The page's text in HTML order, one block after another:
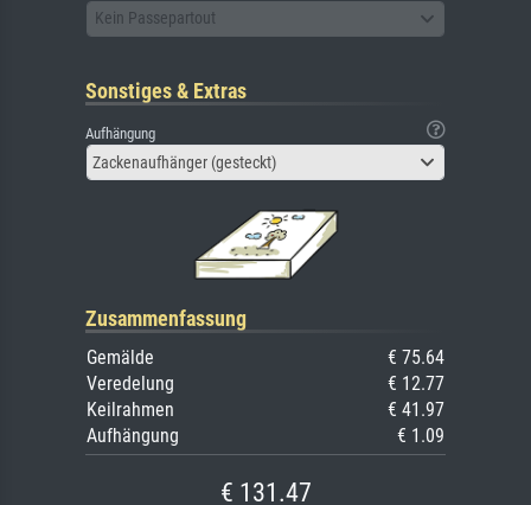
Kein Passepartout
Sonstiges & Extras
Aufhängung
Zackenaufhänger (gesteckt)
Zusammenfassung
Gemälde
€ 75.64
Veredelung
€ 12.77
Keilrahmen
€ 41.97
Aufhängung
€ 1.09
€ 131.47